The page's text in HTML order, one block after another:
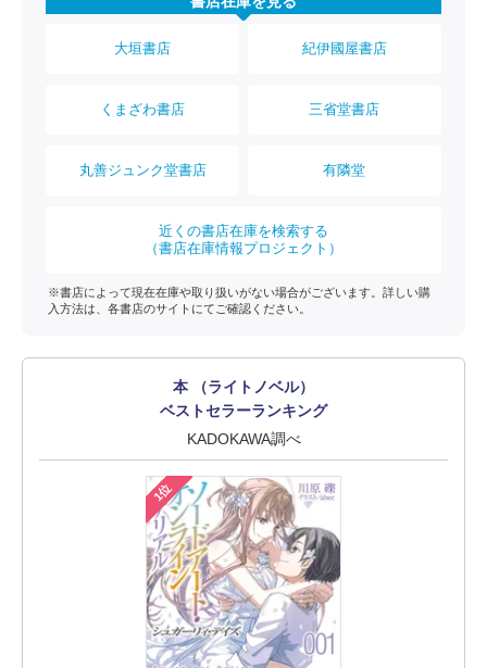
大垣書店 紀伊國屋書店
くまざわ書店 三省堂書店
丸善ジュンク堂書店 有隣堂
近くの書店在庫を検索する
（書店在庫情報プロジェクト）
※書店によって現在在庫や取り扱いがない場合がございます。詳しい購
入方法は、各書店のサイトにてご確認ください。
本 （ライトノベル）
ベストセラーランキング
KADOKAWA調べ
1位